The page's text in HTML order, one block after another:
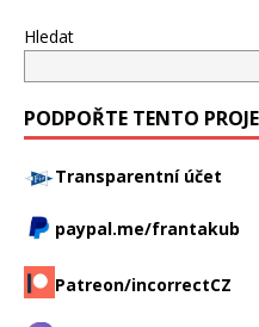
Hledat
PODPOŘTE TENTO
Transparentní účet
paypal.me/frantakub
Patreon/incorrectCZ